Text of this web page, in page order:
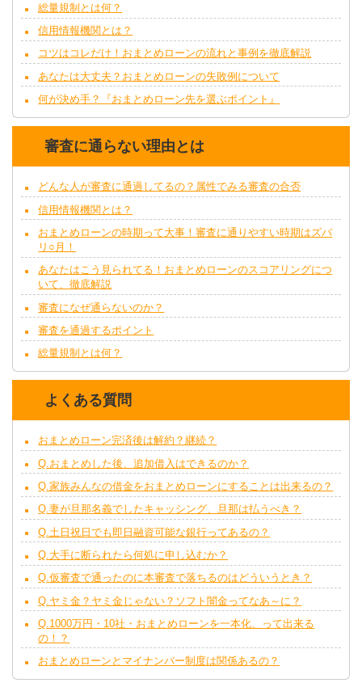
総量規制とは何？
信用情報機関とは？
コツはコレだけ！おまとめローンの流れと事例を徹底解説
あなたは大丈夫？おまとめローンの失敗例について
何が決め手？『おまとめローン先を選ぶポイント』
審査に通らない理由とは
どんな人が審査に通過してるの？属性でみる審査の合否
信用情報機関とは？
おまとめローンの時期って大事！審査に通りやすい時期はズバ
リ○月！
あなたはこう見られてる！おまとめローンのスコアリングにつ
いて、徹底解説
審査になぜ通らないのか？
審査を通過するポイント
総量規制とは何？
よくある質問
おまとめローン完済後は解約？継続？
Q.おまとめした後、追加借入はできるのか？
Q.家族みんなの借金をおまとめローンにすることは出来るの？
Q.妻が旦那名義でしたキャッシング、旦那は払うべき？
Q.土日祝日でも即日融資可能な銀行ってあるの？
Q.大手に断られたら何処に申し込むか？
Q.仮審査で通ったのに本審査で落ちるのはどういうとき？
Q.ヤミ金？ヤミ金じゃない？ソフト闇金ってなあ～に？
Q.1000万円・10社・おまとめローンを一本化、って出来る
の！？
おまとめローンとマイナンバー制度は関係あるの？